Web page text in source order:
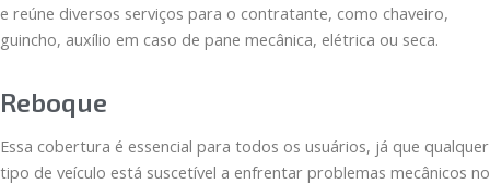
e reúne diversos serviços para o contratante, como chaveiro,
guincho, auxílio em caso de pane mecânica, elétrica ou seca.
Reboque
Essa cobertura é essencial para todos os usuários, já que qualquer
tipo de veículo está suscetível a enfrentar problemas mecânicos no